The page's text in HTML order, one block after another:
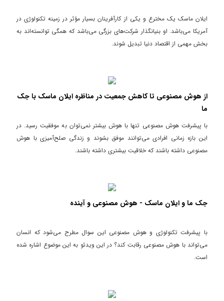
ایلان ماسک یک مخترع و یکی از کارآفرینان بسیار مؤثر در زمینه تکنولوژی در
آمریکا می‌باشد. او بنیانگذار شرکت‌های بزرگی می‌باشد که همگی توانسته‌اند به
بخش مهمی از اقتصاد دنیا تبدیل شوند.
از هوش مصنوعی تا کاهش جمعیت در مناظره ایلان ماسک با جک
ما
با پیشرفت هوش مصنوعی تنها با هوش بیشتر نمی‌توان به موفقیت رسید. در
این بازه زمانی افرادی می‌توانند موفق بشوند و زندگی صلح‌آمیزی با هوش
مصنوعی داشته باشند که خلاقیت بیشتری داشته باشند.
جک ما و ایلان ماسک - هوش مصنوعی و آینده
با پیشرفت تکنولوژی و هوش مصنوعی این سوال مطرح می‌شود که انسان
می‌تواند با هوش مصنوعی رقابت کند؟ در این ویدئو به این موضوع اشاره شده
است.